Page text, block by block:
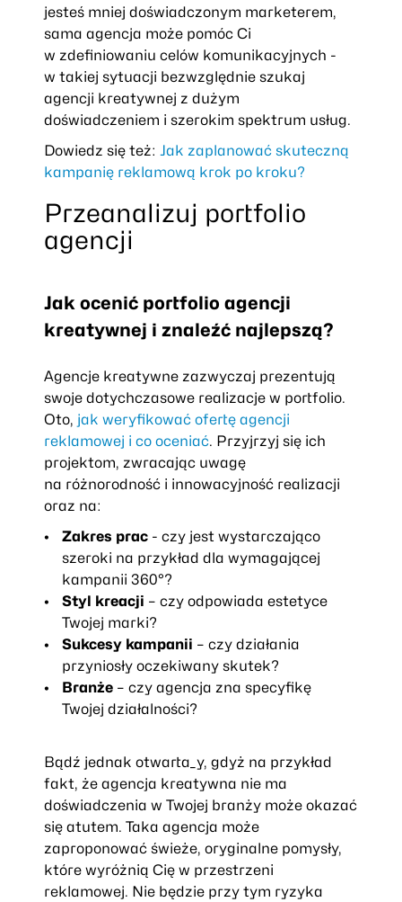
jesteś mniej doświadczonym marketerem,
sama agencja może pomóc Ci
w zdefiniowaniu celów komunikacyjnych -
w takiej sytuacji bezwzględnie szukaj
agencji kreatywnej z dużym
doświadczeniem i szerokim spektrum usług.
Dowiedz się też: Jak zaplanować skuteczną
kampanię reklamową krok po kroku?
Przeanalizuj portfolio
agencji
Jak ocenić portfolio agencji
kreatywnej i znaleźć najlepszą?
Agencje kreatywne zazwyczaj prezentują
swoje dotychczasowe realizacje w portfolio.
Oto, jak weryfikować ofertę agencji
reklamowej i co oceniać. Przyjrzyj się ich
projektom, zwracając uwagę
na różnorodność i innowacyjność realizacji
oraz na:
Zakres prac- czy jest wystarczająco
szeroki na przykład dla wymagającej
kampanii 360°?
Styl kreacji – czy odpowiada estetyce
Twojej marki?
Sukcesy kampanii – czy działania
przyniosły oczekiwany skutek?
Branże– czy agencja zna specyfikę
Twojej działalności?
Bądź jednak otwarta_y, gdyż na przykład
fakt, że agencja kreatywna nie ma
doświadczenia w Twojej branży może okazać
się atutem. Taka agencja może
zaproponować świeże, oryginalne pomysły,
które wyróżnią Cię w przestrzeni
reklamowej. Nie będzie przy tym ryzyka